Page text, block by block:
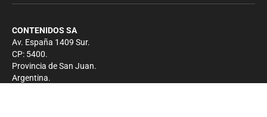
CONTENIDOS SA
Av. España 1409 Sur.
CP: 5400.
Provincia de San Juan.
Argentina.